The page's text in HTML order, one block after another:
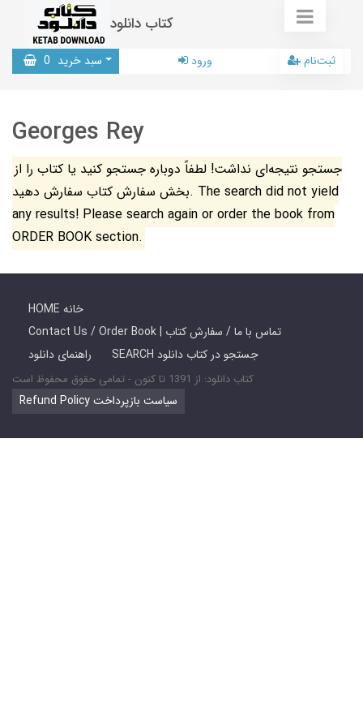
کتاب دانلود
سبد خرید 0 ورود ثبت‌نام
Georges Rey
جستجو نتیجه‌ای نداشت! لطفاً دوباره جستجو کنید یا کتاب را از
بخش سفارش کتاب سفارش دهید. The search did not yield
any results! Please search again or order the book from
ORDER BOOK section.
HOME خانه
Contact Us / Order Book | تماس با ما / سفارش کتاب
راهنمای دانلود
SEARCH جستجو در کتاب دانلود
کتاب دانلود: از 1391 تا کنون - تمامی حقوق محفوظ است
Refund Policy سیاست بازپرداخت